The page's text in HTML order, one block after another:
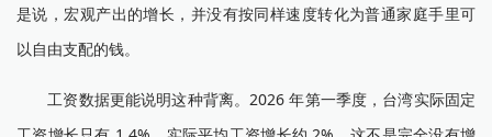
是说，宏观产出的增长，并没有按同样速度转化为普通家庭手里可
以自由支配的钱。
工资数据更能说明这种背离。2026 年第一季度，台湾实际固定